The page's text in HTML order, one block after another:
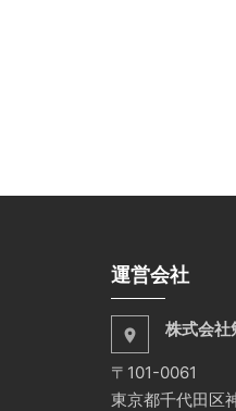
運営会社
place 株式会社
〒101-0061
東京都千代田区